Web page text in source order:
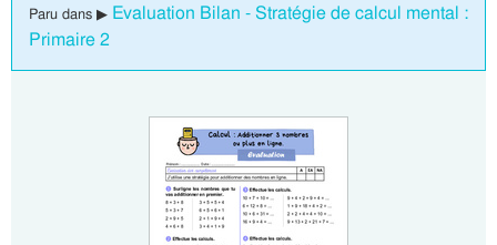
Paru dans ▶ Evaluation Bilan - Stratégie de calcul mental :
Primaire 2